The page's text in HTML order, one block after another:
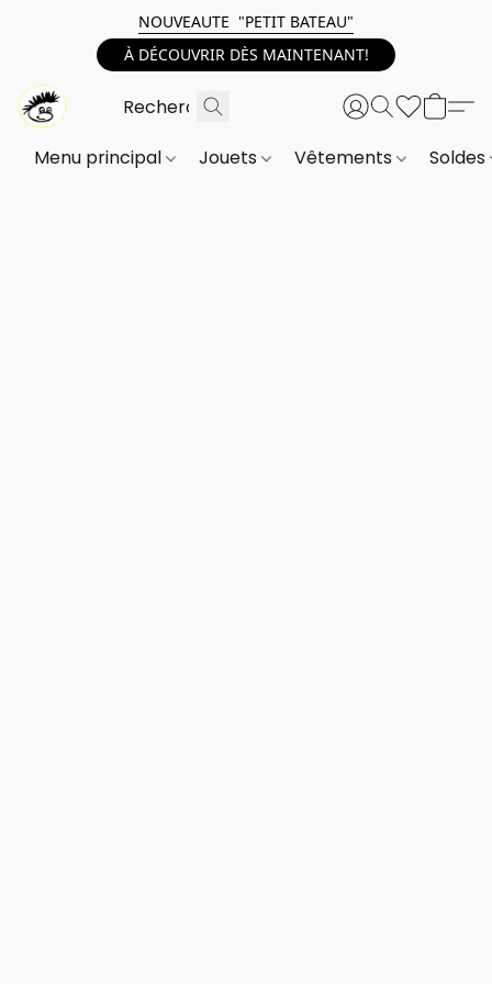
NOUVEAUTE "PETIT BATEAU"
À DÉCOUVRIR DÈS MAINTENANT!
Menu principal Jouets Vêtements Soldes